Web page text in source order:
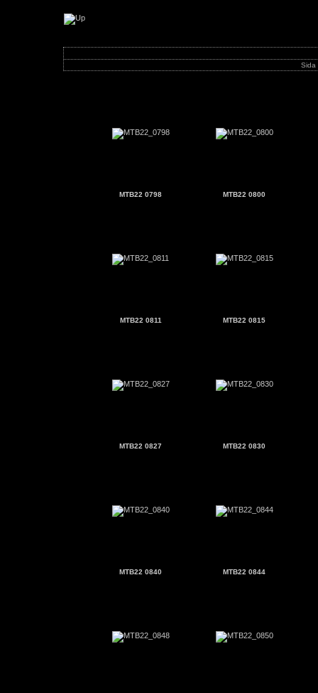
Sida
MTB22 0798 MTB22 0800
MTB22 0811 MTB22 0815
MTB22 0827 MTB22 0830
MTB22 0840 MTB22 0844